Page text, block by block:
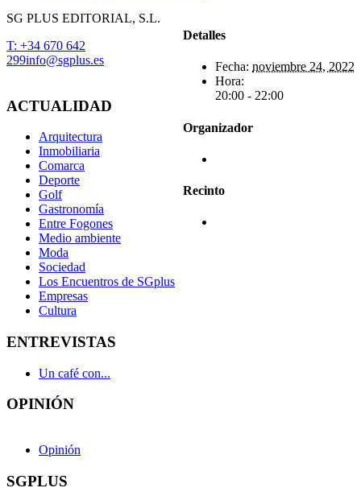
Detalles
Fecha: noviembre 24, 2022
Hora:
20:00 - 22:00
Organizador
Recinto
SG PLUS EDITORIAL, S.L.
T: +34 670 642
299info@sgplus.es
ACTUALIDAD
Arquitectura
Inmobiliaria
Comarca
Deporte
Golf
Gastronomía
Entre Fogones
Medio ambiente
Moda
Sociedad
Los Encuentros de SGplus
Empresas
Cultura
ENTREVISTAS
Un café con...
OPINIÓN
Opinión
SGPLUS